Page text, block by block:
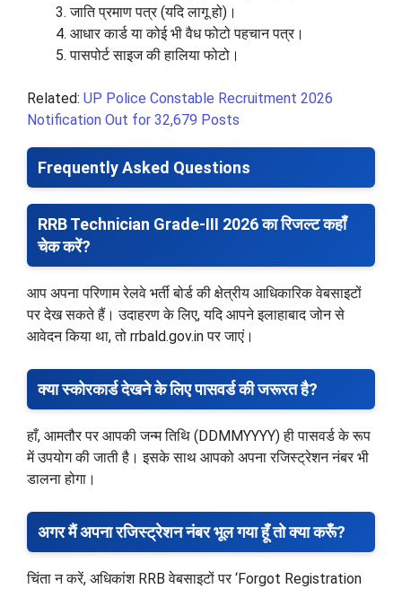
जाति प्रमाण पत्र (यदि लागू हो)।
आधार कार्ड या कोई भी वैध फोटो पहचान पत्र।
पासपोर्ट साइज की हालिया फोटो।
Related: UP Police Constable Recruitment 2026
Notification Out for 32,679 Posts
Frequently Asked Questions
RRB Technician Grade-III 2026 का रिजल्ट कहाँ
चेक करें?
आप अपना परिणाम रेलवे भर्ती बोर्ड की क्षेत्रीय आधिकारिक वेबसाइटों
पर देख सकते हैं। उदाहरण के लिए, यदि आपने इलाहाबाद जोन से
आवेदन किया था, तो rrbald.gov.in पर जाएं।
क्या स्कोरकार्ड देखने के लिए पासवर्ड की जरूरत है?
हाँ, आमतौर पर आपकी जन्म तिथि (DDMMYYYY) ही पासवर्ड के रूप
में उपयोग की जाती है। इसके साथ आपको अपना रजिस्ट्रेशन नंबर भी
डालना होगा।
अगर मैं अपना रजिस्ट्रेशन नंबर भूल गया हूँ तो क्या करूँ?
चिंता न करें, अधिकांश RRB वेबसाइटों पर ‘Forgot Registration